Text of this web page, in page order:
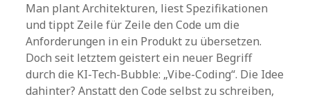
Man plant Architekturen, liest Spezifikationen
und tippt Zeile für Zeile den Code um die
Anforderungen in ein Produkt zu übersetzen.
Doch seit letztem geistert ein neuer Begriff
durch die KI-Tech-Bubble: „Vibe-Coding“. Die Idee
dahinter? Anstatt den Code selbst zu schreiben,